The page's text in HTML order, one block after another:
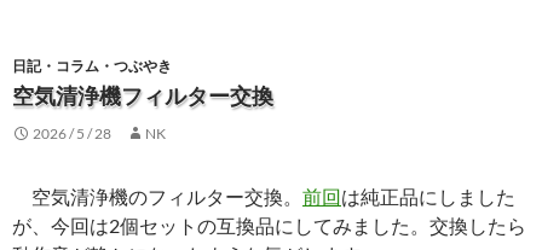
ン
ツ
ス
プ
日記・コラム・つぶやき
空気清浄機フィルター交換
2026 / 5 / 28 NK
空気清浄機のフィルター交換。 前回は純正品にしました
が、今回は2個セットの互換品にしてみました。交換したら